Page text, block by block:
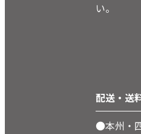
い。
配送・送
●本州・